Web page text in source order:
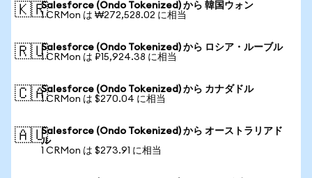
🇰🇷Salesforce (Ondo Tokenized) から 韓国ウォン
1 CRMon は ₩272,528.02 に相当
🇷🇺Salesforce (Ondo Tokenized) から ロシア・ルーブル
1 CRMon は ₽15,924.38 に相当
🇨🇦Salesforce (Ondo Tokenized) から カナダドル
1 CRMon は $270.04 に相当
🇦🇺Salesforce (Ondo Tokenized) から オーストラリアド
ル
1 CRMon は $273.91 に相当